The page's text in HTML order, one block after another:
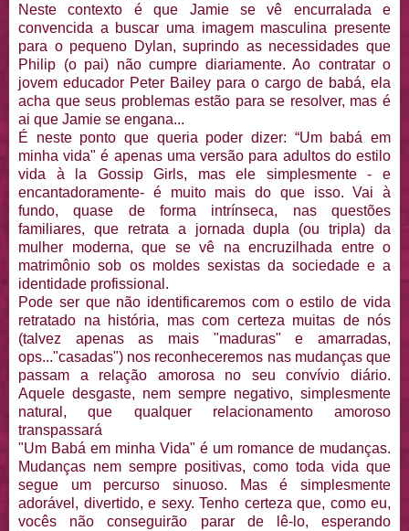
Neste contexto é que Jamie se vê encurralada e
convencida a buscar uma imagem masculina presente
para o pequeno Dylan, suprindo as necessidades que
Philip (o pai) não cumpre diariamente. Ao contratar o
jovem educador Peter Bailey para o cargo de babá, ela
acha que seus problemas estão para se resolver, mas é
ai que Jamie se engana...
É neste ponto que queria poder dizer: “Um babá em
minha vida" é apenas uma versão para adultos do estilo
vida à la Gossip Girls, mas ele simplesmente - e
encantadoramente- é muito mais do que isso. Vai à
fundo, quase de forma intrínseca, nas questões
familiares, que retrata a jornada dupla (ou tripla) da
mulher moderna, que se vê na encruzilhada entre o
matrimônio sob os moldes sexistas da sociedade e a
identidade profissional.
Pode ser que não identificaremos com o estilo de vida
retratado na história, mas com certeza muitas de nós
(talvez apenas as mais "maduras" e amarradas,
ops..."casadas") nos reconheceremos nas mudanças que
passam a relação amorosa no seu convívio diário.
Aquele desgaste, nem sempre negativo, simplesmente
natural, que qualquer relacionamento amoroso
transpassará
"Um Babá em minha Vida" é um romance de mudanças.
Mudanças nem sempre positivas, como toda vida que
segue um percurso sinuoso. Mas é simplesmente
adorável, divertido, e sexy. Tenho certeza que, como eu,
vocês não conseguirão parar de lê-lo, esperando